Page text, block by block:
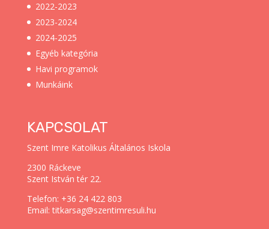
2022-2023
2023-2024
2024-2025
Egyéb kategória
Havi programok
Munkáink
KAPCSOLAT
Szent Imre Katolikus Általános Iskola
2300 Ráckeve
Szent István tér 22.
Telefon: +36 24 422 803
Email: titkarsag@szentimresuli.hu